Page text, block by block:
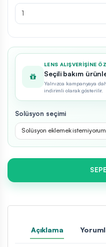
LENS ALIŞVERIŞINE
Seçili bakım
Yalnızca kampanyaya
indirimli olarak gösterilir.
Solüsyon seçimi
Solüsyon eklemek istemiyorum
Açıklama